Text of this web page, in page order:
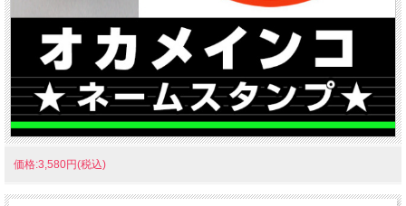
価格:3,580円(税込)